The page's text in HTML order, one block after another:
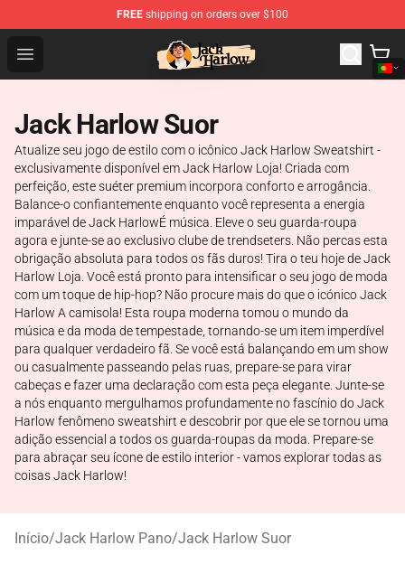
FREE shipping on orders over $100
Open menu
Jack Harlow Shop - Official Jack Harlow Merchandise
Jack Harlow Suor
Atualize seu jogo de estilo com o icônico Jack Harlow Sweatshirt -
exclusivamente disponível em Jack Harlow Loja! Criada com
perfeição, este suéter premium incorpora conforto e arrogância.
Balance-o confiantemente enquanto você representa a energia
imparável de Jack HarlowÉ música. Eleve o seu guarda-roupa
agora e junte-se ao exclusivo clube de trendseters. Não percas esta
obrigação absoluta para todos os fãs duros! Tira o teu hoje de Jack
Harlow Loja. Você está pronto para intensificar o seu jogo de moda
com um toque de hip-hop? Não procure mais do que o icónico Jack
Harlow A camisola! Esta roupa moderna tomou o mundo da
música e da moda de tempestade, tornando-se um item imperdível
para qualquer verdadeiro fã. Se você está balançando em um show
ou casualmente passeando pelas ruas, prepare-se para virar
cabeças e fazer uma declaração com esta peça elegante. Junte-se
a nós enquanto mergulhamos profundamente no fascínio do Jack
Harlow fenômeno sweatshirt e descobrir por que ele se tornou uma
adição essencial a todos os guarda-roupas da moda. Prepare-se
para abraçar seu ícone de estilo interior - vamos explorar todas as
coisas Jack Harlow!
Início/Jack Harlow Pano/Jack Harlow Suor